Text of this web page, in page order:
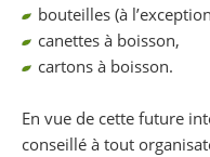
bouteilles (à
canettes à boisson,
cartons à boisson.
En vue de cette future
conseillé à tout